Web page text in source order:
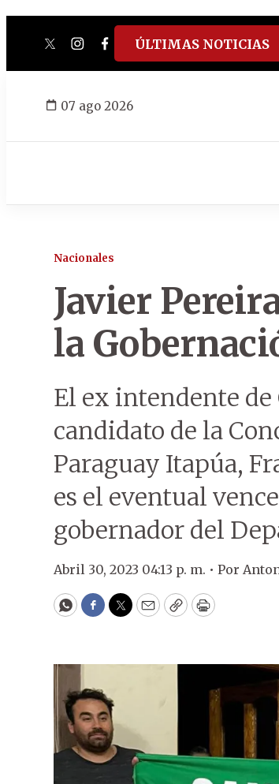
twitterinstagram
facebook
tiktokyoutube
spotify
ÚLTIMAS NOTICIAS
07 ago 2026
Nacionales
Javier
la
El ex intendente
candidato de la
Paraguay Itapúa,
es el eventual
gobernador del
Abril 30, 2023 04:13 p. m. • Por
WhatsApp
Facebook
Twitter
EmailCopyPrint